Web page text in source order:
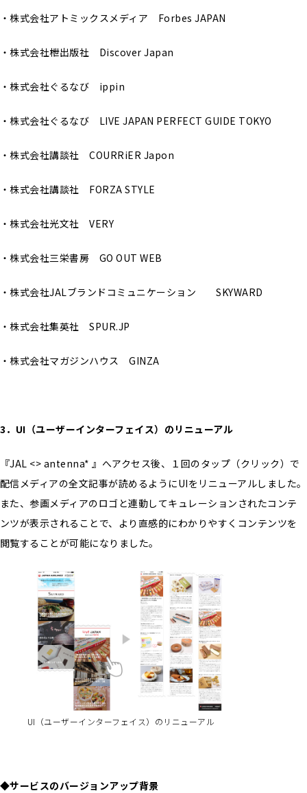
・株式会社アトミックスメディア Forbes JAPAN
・株式会社枻出版社 Discover Japan
・株式会社ぐるなび ippin
・株式会社ぐるなび LIVE JAPAN PERFECT GUIDE TOKYO
・株式会社講談社 COURRiER Japon
・株式会社講談社 FORZA STYLE
・株式会社光文社 VERY
・株式会社三栄書房 GO OUT WEB
・株式会社JALブランドコミュニケーション SKYWARD
・株式会社集英社 SPUR.JP
・株式会社マガジンハウス GINZA
3 ．UI（ユーザーインターフェイス）のリニューアル
『JAL <> antenna* 』へアクセス後、１回のタップ（クリック）で
配信メディアの全文記事が読めるようにUIをリニューアルしました。
また、参画メディアのロゴと連動してキュレーションされたコンテ
ンツが表示されることで、より直感的にわかりやすくコンテンツを
閲覧することが可能になりました。
UI（ユーザーインターフェイス）のリニューアル
◆サービスのバージョンアップ背景